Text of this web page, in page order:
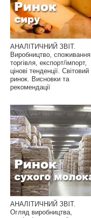
АНАЛІТИЧНИЙ ЗВІТ.
Виробництво, споживання,
торгівля, експорт/імпорт,
цінові тенденції. Світовий
ринок. Висновки та
рекомендації
АНАЛІТИЧНИЙ ЗВІТ.
Огляд виробництва,